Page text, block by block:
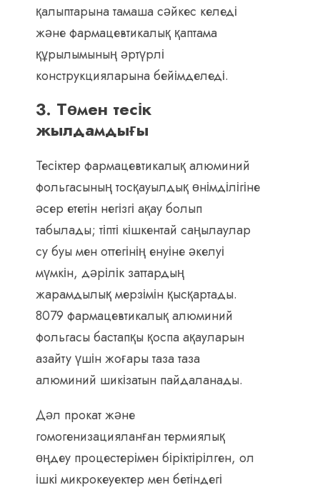
қалыптарына тамаша сәйкес келеді
және фармацевтикалық қаптама
құрылымының әртүрлі
конструкцияларына бейімделеді.
3. Төмен тесік
жылдамдығы
Тесіктер фармацевтикалық алюминий
фольгасының тосқауылдық өнімділігіне
әсер ететін негізгі ақау болып
табылады; тіпті кішкентай саңылаулар
су буы мен оттегінің енуіне әкелуі
мүмкін, дәрілік заттардың
жарамдылық мерзімін қысқартады.
8079 фармацевтикалық алюминий
фольгасы бастапқы қоспа ақауларын
азайту үшін жоғары таза таза
алюминий шикізатын пайдаланады.
Дәл прокат және
гомогенизацияланған термиялық
өңдеу процестерімен біріктірілген, ол
ішкі микрокеуектер мен бетіндегі